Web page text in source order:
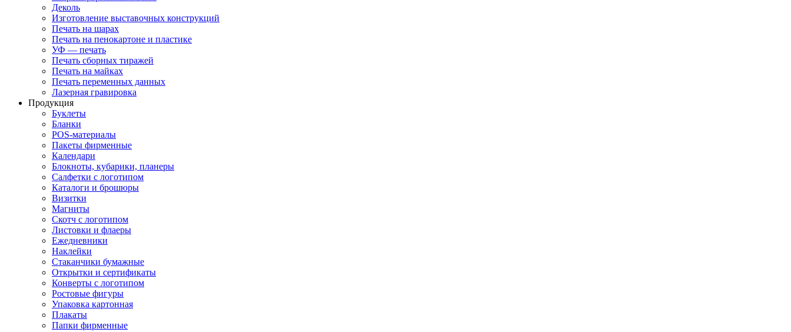
Деколь
Изготовление выставочных конструкций
Печать на шарах
Печать на пенокартоне и пластике
УФ — печать
Печать сборных тиражей
Печать на майках
Печать переменных данных
Лазерная гравировка
Продукция
Буклеты
Бланки
POS-материалы
Пакеты фирменные
Календари
Блокноты, кубарики, планеры
Салфетки с логотипом
Каталоги и брошюры
Визитки
Магниты
Скотч с логотипом
Листовки и флаеры
Ежедневники
Наклейки
Стаканчики бумажные
Открытки и сертификаты
Конверты с логотипом
Ростовые фигуры
Упаковка картонная
Плакаты
Папки фирменные